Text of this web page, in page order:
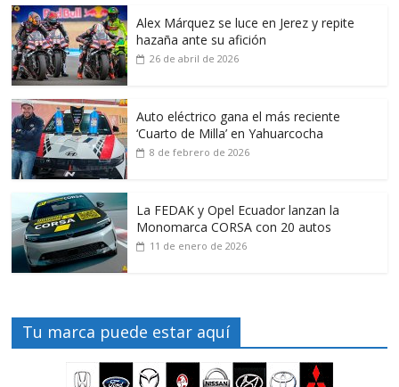
Alex Márquez se luce en Jerez y repite
hazaña ante su afición
26 de abril de 2026
Auto eléctrico gana el más reciente
‘Cuarto de Milla’ en Yahuarcocha
8 de febrero de 2026
La FEDAK y Opel Ecuador lanzan la
Monomarca CORSA con 20 autos
11 de enero de 2026
Tu marca puede estar aquí